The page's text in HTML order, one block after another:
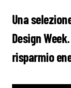
Una
Design
risparmio